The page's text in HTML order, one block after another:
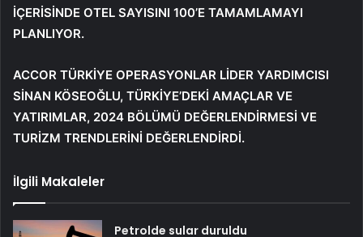
İÇERİSİNDE OTEL SAYISINI 100’E TAMAMLAMAYI
PLANLIYOR.
ACCOR TÜRKİYE OPERASYONLAR LİDER YARDIMCISI
SİNAN KÖSEOĞLU, TÜRKİYE’DEKİ AMAÇLAR VE
YATIRIMLAR, 2024 BÖLÜMÜ DEĞERLENDİRMESİ VE
TURİZM TRENDLERİNİ DEĞERLENDİRDİ.
İlgili Makaleler
Petrolde sular duruldu